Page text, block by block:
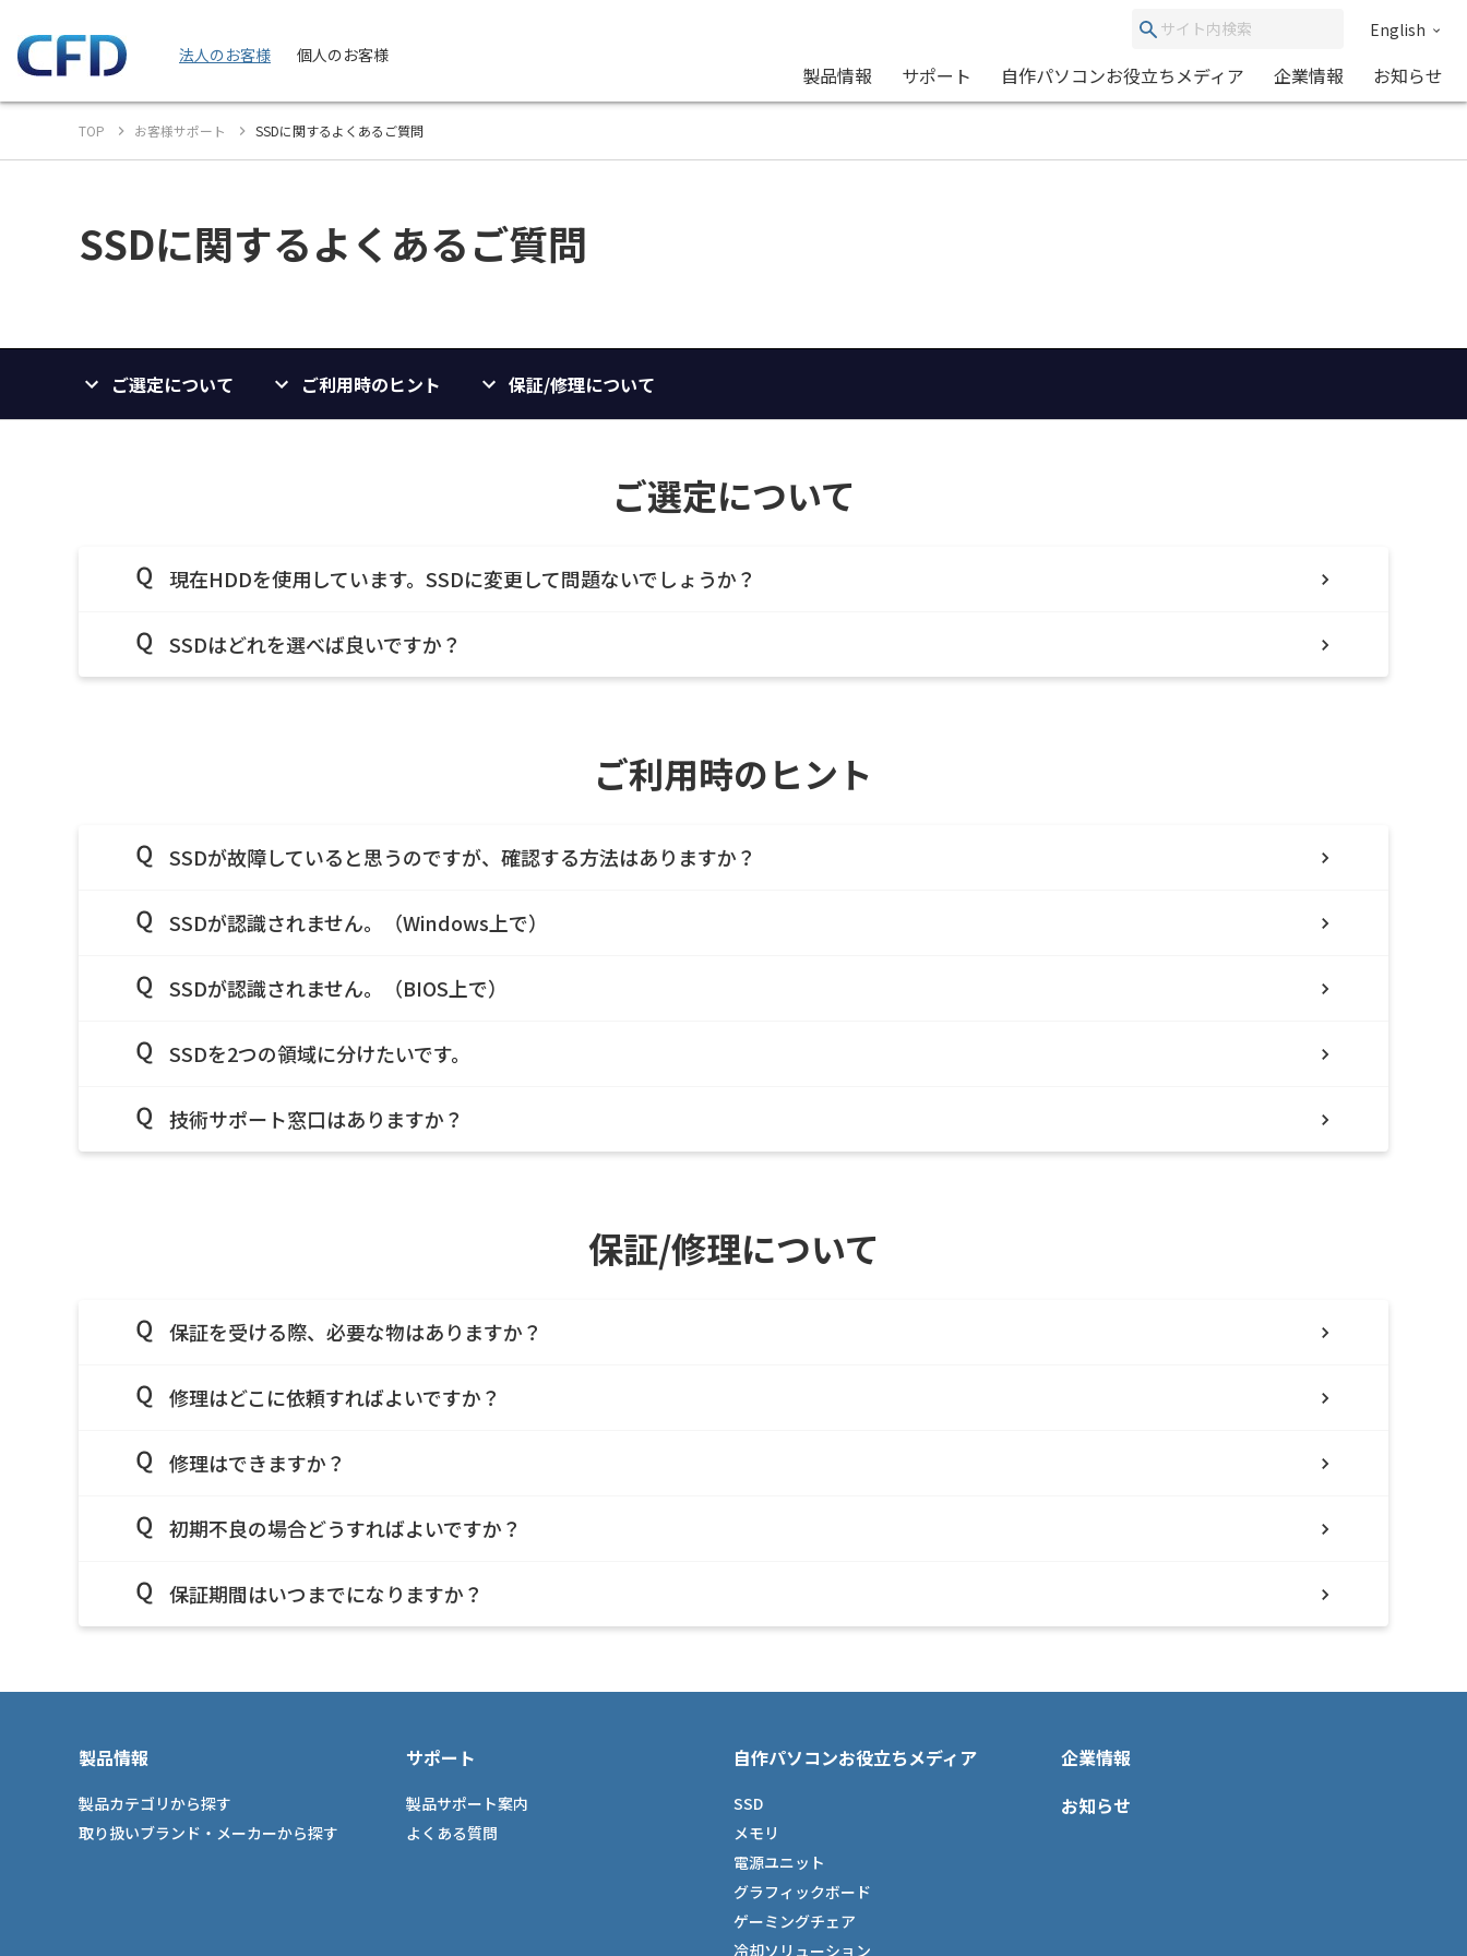
法人のお客様 個人のお客様
English
製品情報 サポート 自作パソコンお役立ちメディア 企業情報 お知らせ
TOP お客様サポート SSDに関するよくあるご質問
SSDに関するよくあるご質問
ご選定について ご利用時のヒント 保証/修理について
ご選定について
現在HDDを使用しています。SSDに変更して問題ないでしょうか？
SSDはどれを選べば良いですか？
ご利用時のヒント
SSDが故障していると思うのですが、確認する方法はありますか？
SSDが認識されません。（Windows上で）
SSDが認識されません。（BIOS上で）
SSDを2つの領域に分けたいです。
技術サポート窓口はありますか？
保証/修理について
保証を受ける際、必要な物はありますか？
修理はどこに依頼すればよいですか？
修理はできますか？
初期不良の場合どうすればよいですか？
保証期間はいつまでになりますか？
製品情報
製品カテゴリから探す
取り扱いブランド・メーカーから探す
サポート
製品サポート案内
よくある質問
自作パソコンお役立ちメディア
SSD
メモリ
電源ユニット
グラフィックボード
ゲーミングチェア
冷却ソリューション
企業情報
お知らせ